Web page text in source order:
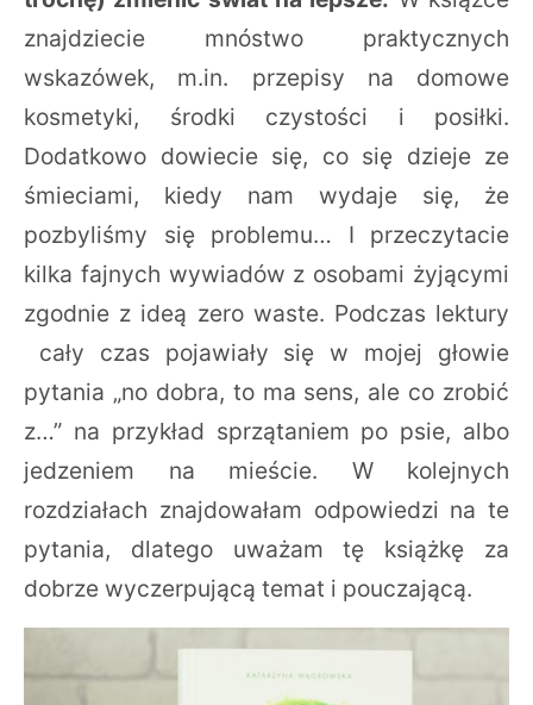
znajdziecie mnóstwo praktycznych
wskazówek, m.in. przepisy na domowe
kosmetyki, środki czystości i posiłki.
Dodatkowo dowiecie się, co się dzieje ze
śmieciami, kiedy nam wydaje się, że
pozbyliśmy się problemu… I przeczytacie
kilka fajnych wywiadów z osobami żyjącymi
zgodnie z ideą zero waste. Podczas lektury
cały czas pojawiały się w mojej głowie
pytania „no dobra, to ma sens, ale co zrobić
z…” na przykład sprzątaniem po psie, albo
jedzeniem na mieście. W kolejnych
rozdziałach znajdowałam odpowiedzi na te
pytania, dlatego uważam tę książkę za
dobrze wyczerpującą temat i pouczającą.